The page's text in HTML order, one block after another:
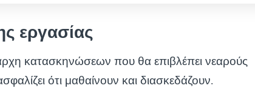
εργασίας
κατασκηνώσεων που θα επιβλέπει νεαρούς
ότι μαθαίνουν και διασκεδάζουν.